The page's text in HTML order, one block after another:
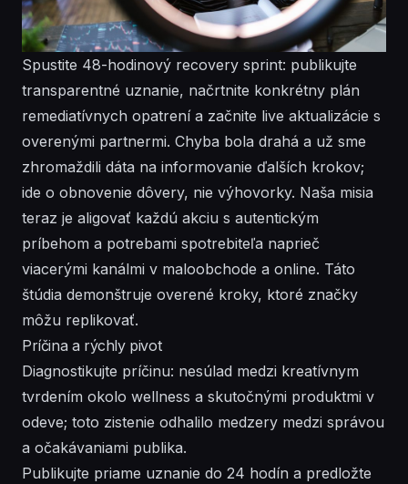
Spustite 48-hodinový recovery sprint: publikujte
transparentné uznanie, načrtnite konkrétny plán
remediatívnych opatrení a začnite live aktualizácie s
overenými partnermi. Chyba bola drahá a už sme
zhromaždili dáta na informovanie ďalších krokov;
ide o obnovenie dôvery, nie výhovorky. Naša misia
teraz je aligovať každú akciu s autentickým
príbehom a potrebami spotrebiteľa naprieč
viacerými kanálmi v maloobchode a online. Táto
štúdia demonštruje overené kroky, ktoré značky
môžu replikovať.
Príčina a rýchly pivot
Diagnostikujte príčinu: nesúlad medzi kreatívnym
tvrdením okolo wellness a skutočnými produktmi v
odeve; toto zistenie odhalilo medzery medzi správou
a očakávaniami publika.
Publikujte priame uznanie do 24 hodín a predložte